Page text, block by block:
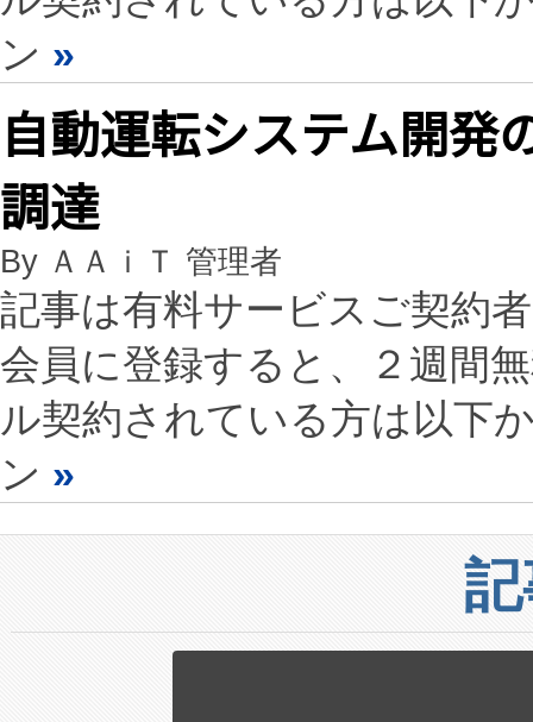
ン »
自動運転システム開発
調達
By ＡＡｉＴ 管理者
記事は有料サービスご契約
会員に登録すると、２週間
ル契約されている方は以下
ン »